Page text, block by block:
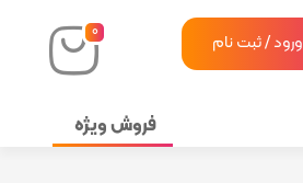
۰ ورود / ثبت نام
فروش ویژه